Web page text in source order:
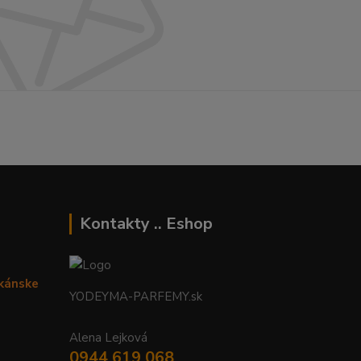
Kontakty .. Eshop
YODEYMA-PARFEMY.sk
Alena Lejková